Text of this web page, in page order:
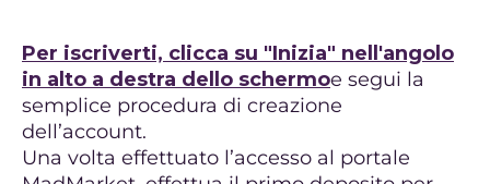
Per iscriverti, clicca su "Inizia" nell'angolo
in alto a destra dello schermoe segui la
semplice procedura di creazione
dell’account.
Una volta effettuato l’accesso al portale